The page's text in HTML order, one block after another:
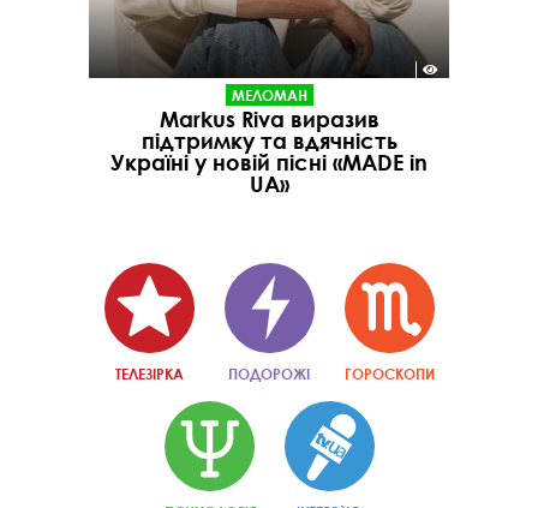
МЕЛОМАН
Markus Riva виразив
підтримку та вдячність
Україні у новій пісні «MADE in
UA»
ТЕЛЕЗІРКА ПОДОРОЖІ ГОРОСКОПИ